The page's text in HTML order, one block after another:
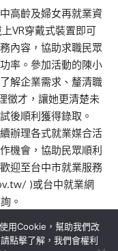
高齡及婦女再就業資
VR穿戴式裝置即可
內容，協助求職民眾
率。參加活動的陳小
解企業需求、釐清職
徵才，讓她更清楚未
後順利獲得錄取。
辦理各式就業媒合活
機會，協助民眾順利
迎至台中市就業服務
)或台中就業網
。
用Cookie，幫助我們改
點擊了解，我們會權利